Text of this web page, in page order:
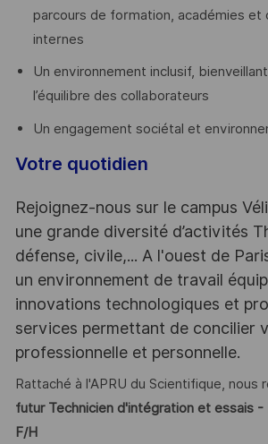
parcours de formation, académies et
internes
Un environnement inclusif,
l’équilibre des collaborateurs
Un engagement sociétal et
Votre quotidien
Rejoignez-nous sur le campus
une grande diversité d’activités
défense, civile,... A l'ouest de
un environnement de travail
innovations technologiques et
services permettant de concilier
professionnelle et personnelle.
Rattaché à l'APRU du Scientifique, nous
futur Technicien d'intégration et essais -
F/H